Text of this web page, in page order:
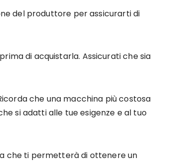
del produttore per assicurarti di
di acquistarla. Assicurati che sia
che una macchina più costosa
si adatti alle tue esigenze e al tuo
che ti permetterà di ottenere un